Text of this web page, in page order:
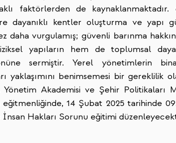
faktörlerden de
kentler oluşturma ve yapı
daha vurgulamış; güvenli barınma
yapıların hem de toplumsal
sermiştir. Yerel yönetimlerin
yaklaşımını benimsemesi bir gereklilik
Akademisi ve Şehir Politikaları
14 Şubat 2025 tarihinde
İnsan Hakları Sorunu eğitimi